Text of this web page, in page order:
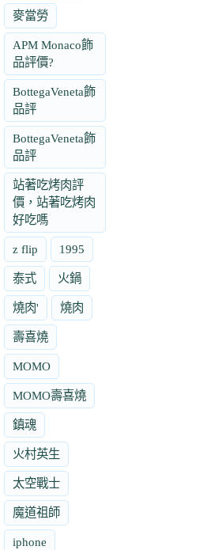
麥當勞
APM Monaco飾
品評價?
BottegaVeneta飾
品評
BottegaVeneta飾
品評
站著吃烤肉評
價，站著吃烤肉
好吃嗎
z flip 1995
泰式 火鍋
燒肉' 燒肉
壽喜燒
MOMO
MOMO壽喜燒
鎮魂
火村英生
太空戰士
魔道祖師
iphone